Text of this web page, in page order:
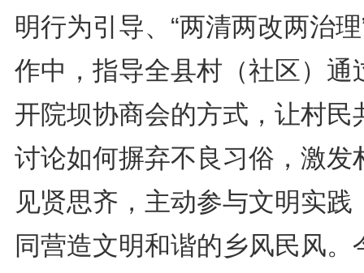
明行为引导、“两清两改两治
作中，指导全县村（社区）通
开院坝协商会的方式，让村民
讨论如何摒弃不良习俗，激发
见贤思齐，主动参与文明实践
同营造文明和谐的乡风民风。